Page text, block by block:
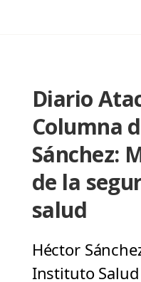
Diario
Columna
Sánchez:
de la
salud
Héctor
Instituto